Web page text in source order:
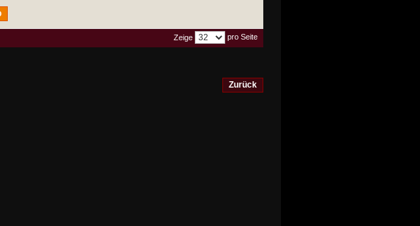
Zeige pro Seite
Zurück